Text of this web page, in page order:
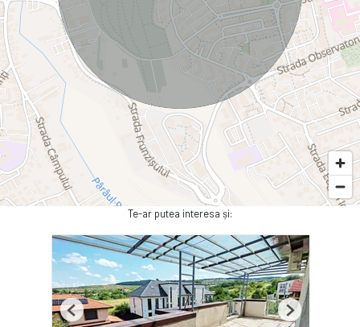
Te-ar putea interesa și:
Previous Next